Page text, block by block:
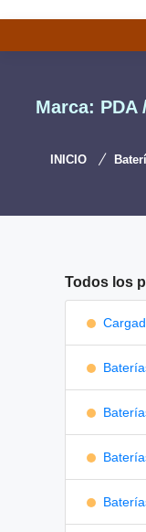
Marca:
INICIO
Todos los